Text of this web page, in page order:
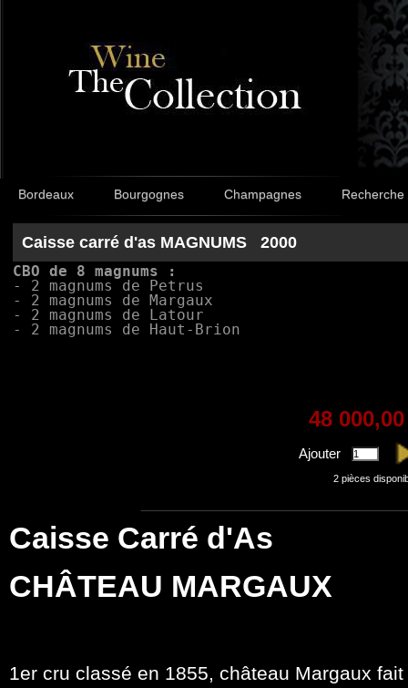
Bordeaux Bourgognes Champagnes Recherche
Caisse carré d'as MAGNUMS 2000
CBO de 8 magnums :
- 2 magnums de Petrus
- 2 magnums de Margaux
- 2 magnums de Latour
- 2 magnums de Haut-Brion
48
Ajouter
2 pièces
Caisse Carré d'As
CHÂTEAU MARGAUX
1er cru classé en 1855, château Margaux